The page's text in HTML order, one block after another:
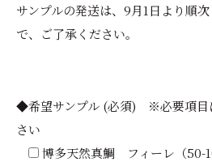
サンプルの発送は、9月1日より順
で、ご了承ください。
◆希望サンプル (必須) ※必要項目
さい
博多天然真鯛 フィーレ（50-